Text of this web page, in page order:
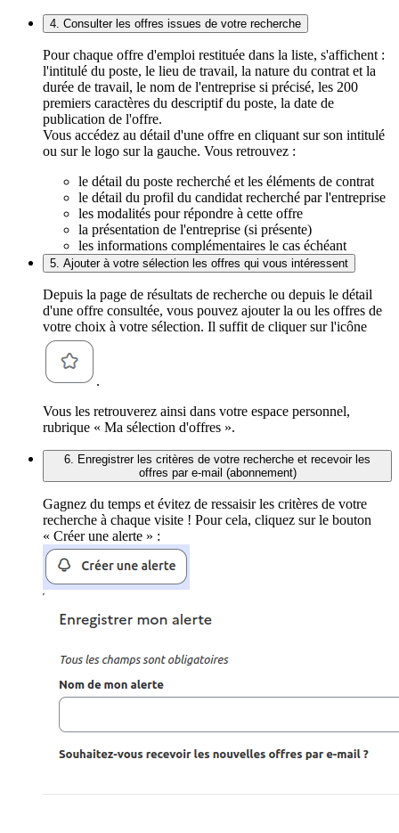
4. Consulter les offres issues de votre recherche
Pour chaque offre d'emploi restituée dans la liste, s'affichent :
l'intitulé du poste, le lieu de travail, la nature du contrat et la
durée de travail, le nom de l'entreprise si précisé, les 200
premiers caractères du descriptif du poste, la date de
publication de l'offre.
Vous accédez au détail d'une offre en cliquant sur son intitulé
ou sur le logo sur la gauche. Vous retrouvez :
le détail du poste recherché et les éléments de contrat
le détail du profil du candidat recherché par l'entreprise
les modalités pour répondre à cette offre
la présentation de l'entreprise (si présente)
les informations complémentaires le cas échéant
5. Ajouter à votre sélection les offres qui vous intéressent
Depuis la page de résultats de recherche ou depuis le détail
d'une offre consultée, vous pouvez ajouter la ou les offres de
votre choix à votre sélection. Il suffit de cliquer sur l'icône
.
Vous les retrouverez ainsi dans votre espace personnel,
rubrique « Ma sélection d'offres ».
6. Enregistrer les critères de votre recherche et recevoir les
offres par e-mail (abonnement)
Gagnez du temps et évitez de ressaisir les critères de votre
recherche à chaque visite ! Pour cela, cliquez sur le bouton
« Créer une alerte » :